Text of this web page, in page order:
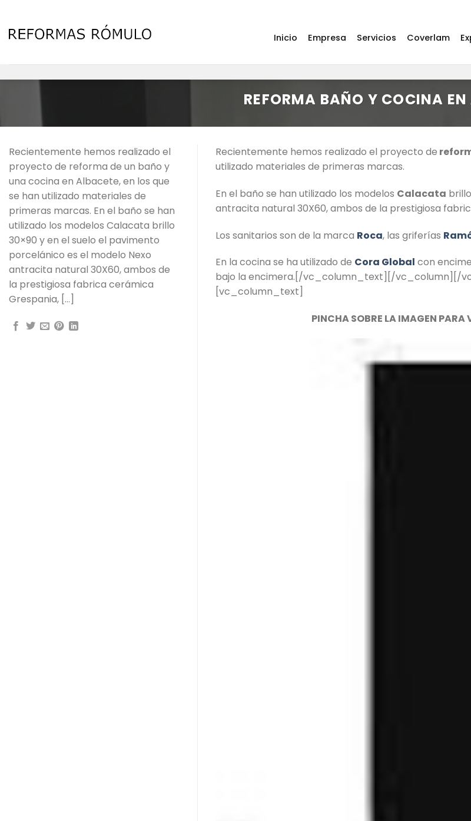
content
Inicio Empresa Servicios Coverlam
REFORMA BAÑO Y COCINA EN
Recientemente hemos realizado el
proyecto de reforma de un baño y
una cocina en Albacete, en los que
se han utilizado materiales de
primeras marcas. En el baño se han
utilizado los modelos Calacata brillo
30×90 y en el suelo el pavimento
porcelánico es el modelo Nexo
antracita natural 30X60, ambos de
la prestigiosa fabrica cerámica
Grespania, […]
Recientemente hemos realizado el proyecto de
utilizado materiales de primeras marcas.
En el baño se han utilizado los modelos Calacata
antracita natural 30X60, ambos de la prestigiosa
Los sanitarios son de la marca Roca, las griferías
En la cocina se ha utilizado de Cora Global con
bajo la encimera.[/vc_column_text][/vc_column][/
[vc_column_text]
PINCHA SOBRE LA IMAGEN PARA